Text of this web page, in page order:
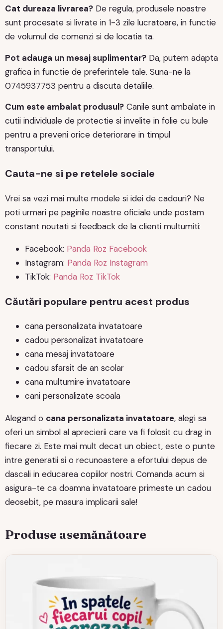
Cat dureaza livrarea? De regula, produsele noastre
sunt procesate si livrate in 1-3 zile lucratoare, in functie
de volumul de comenzi si de locatia ta.
Pot adauga un mesaj suplimentar? Da, putem adapta
grafica in functie de preferintele tale. Suna-ne la
0745937753 pentru a discuta detaliile.
Cum este ambalat produsul? Canile sunt ambalate in
cutii individuale de protectie si invelite in folie cu bule
pentru a preveni orice deteriorare in timpul
transportului.
Cauta-ne si pe retelele sociale
Vrei sa vezi mai multe modele si idei de cadouri? Ne
poti urmari pe paginile noastre oficiale unde postam
constant noutati si feedback de la clienti multumiti:
Facebook: Panda Roz Facebook
Instagram: Panda Roz Instagram
TikTok: Panda Roz TikTok
Căutări populare pentru acest produs
cana personalizata invatatoare
cadou personalizat invatatoare
cana mesaj invatatoare
cadou sfarsit de an scolar
cana multumire invatatoare
cani personalizate scoala
Alegand o cana personalizata invatatoare, alegi sa
oferi un simbol al aprecierii care va fi folosit cu drag in
fiecare zi. Este mai mult decat un obiect, este o punte
intre generatii si o recunoastere a efortului depus de
dascali in educarea copiilor nostri. Comanda acum si
asigura-te ca doamna invatatoare primeste un cadou
deosebit, pe masura implicarii sale!
Produse asemănătoare